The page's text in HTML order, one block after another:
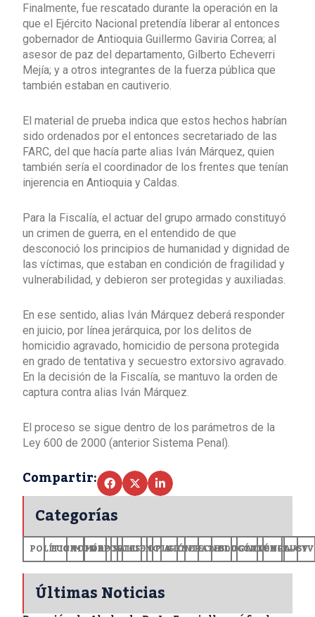
Finalmente, fue rescatado durante la operación en la
que el Ejército Nacional pretendía liberar al entonces
gobernador de Antioquia Guillermo Gaviria Correa; al
asesor de paz del departamento, Gilberto Echeverri
Mejía; y a otros integrantes de la fuerza pública que
también estaban en cautiverio.
El material de prueba indica que estos hechos habrían
sido ordenados por el entonces secretariado de las
FARC, del que hacía parte alias Iván Márquez, quien
también sería el coordinador de los frentes que tenían
injerencia en Antioquia y Caldas.
Para la Fiscalía, el actuar del grupo armado constituyó
un crimen de guerra, en el entendido de que
desconoció los principios de humanidad y dignidad de
las víctimas, que estaban en condición de fragilidad y
vulnerabilidad, y debieron ser protegidas y auxiliadas.
En ese sentido, alias Iván Márquez deberá responder
en juicio, por línea jerárquica, por los delitos de
homicidio agravado, homicidio de persona protegida
en grado de tentativa y secuestro extorsivo agravado.
En la decisión de la Fiscalía, se mantuvo la orden de
captura contra alias Iván Márquez.
El proceso se sigue dentro de los parámetros de la
Ley 600 de 2000 (anterior Sistema Penal).
Compartir:
Categorías
POLÍTICA
ECONOMÍA
MUNDODEPORTES
SALUDCIENCIA
OPINIÓN
GENERALES
TECNOLOGÍA
EDUCACIÓN
CULTURA+CV
Últimas Noticias